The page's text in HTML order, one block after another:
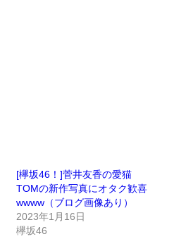
[欅坂46！]菅井友香の愛猫
TOMの新作写真にオタク歓喜
wwww（ブログ画像あり）
2023年1月16日
欅坂46